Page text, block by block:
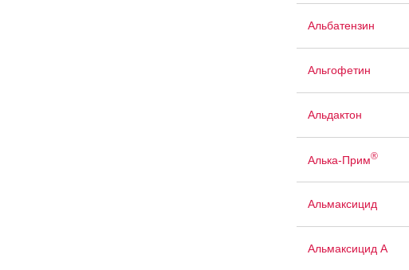
Альбатензин
Альгофетин
Альдактон
Алька-Прим®
Альмаксицид
Альмаксицид А